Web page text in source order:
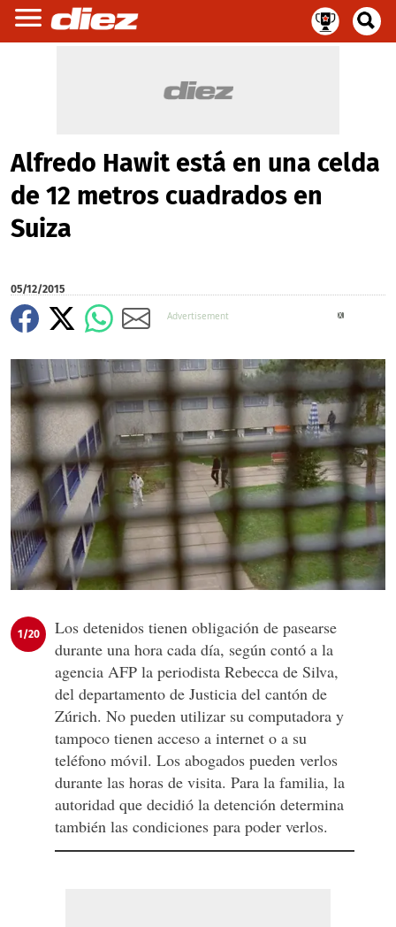
Alfredo Hawit está en una celda
de 12 metros cuadrados en
Suiza
05/12/2015
1/20
Los detenidos tienen obligación de pasearse
durante una hora cada día, según contó a la
agencia AFP la periodista Rebecca de Silva,
del departamento de Justicia del cantón de
Zúrich. No pueden utilizar su computadora y
tampoco tienen acceso a internet o a su
teléfono móvil. Los abogados pueden verlos
durante las horas de visita. Para la familia, la
autoridad que decidió la detención determina
también las condiciones para poder verlos.
X